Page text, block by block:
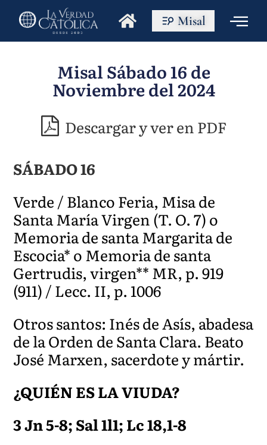
Misal
Misal Sábado 16 de
Noviembre del 2024
Descargar y ver en PDF
SÁBADO 16
Verde / Blanco Feria, Misa de
Santa María Virgen (T. O. 7) o
Memoria de santa Margarita de
Escocia* o Memoria de santa
Gertrudis, virgen** MR, p. 919
(911) / Lecc. II, p. 1006
Otros santos: Inés de Asís, abadesa
de la Orden de Santa Clara. Beato
José Marxen, sacerdote y mártir.
¿QUIÉN ES LA VIUDA?
3 Jn 5-8; Sal 1l1; Lc 18,1-8